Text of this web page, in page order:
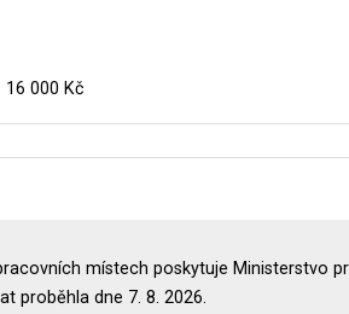
16 000 Kč
místech poskytuje Ministerstvo
proběhla dne 7. 8. 2026.